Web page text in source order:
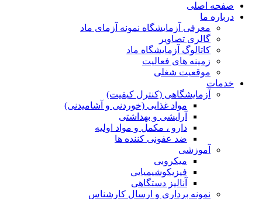
صفحه اصلی
درباره ما
معرفی آزمایشگاه نمونه آزمای ماد
گالری تصاویر
کاتالوگ آزمایشگاه ماد
زمینه های فعالیت
موقعیت شغلی
خدمات
آزمایشگاهی (کنترل کیفیت)
مواد غذایی (خوردنی و آشامیدنی)
آرایشی و بهداشتی
دارو ، مکمل و مواد اولیه
ضد عفونی کننده ها
آموزشی
میکروبی
فیزیکوشیمیایی
آنالیز دستگاهی
نمونه برداری و ارسال کارشناس